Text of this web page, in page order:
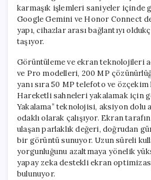
karmaşık işlemleri saniyeler içinde
Google Gemini ve Honor Connect
yapı, cihazlar arası bağlantıyı
taşıyor.
Görüntüleme ve ekran teknolojileri
ve Pro modelleri, 200 MP
yanı sıra 50 MP telefoto ve özçekim
Hareketli sahneleri yakalamak için
Yakalama” teknolojisi, aksiyon dolu
odaklı olarak çalışıyor. Ekran
ulaşan parlaklık değeri, doğrudan
bir görüntü sunuyor. Uzun süreli
yorgunluğunu azaltmaya yönelik
yapay zeka destekli ekran
bulunuyor.